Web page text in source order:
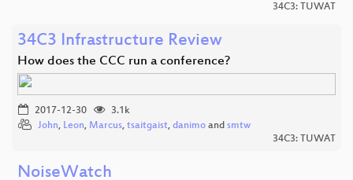
34C3: TUWAT
34C3 Infrastructure Review
How does the CCC run a conference?
2017-12-30
3.1k
John, Leon, Marcus, tsaitgaist, danimo and smtw
34C3: TUWAT
NoiseWatch